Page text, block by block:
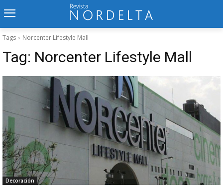
Tags Norcenter Lifestyle Mall
Tag: Norcenter Lifestyle Mall
Decoración